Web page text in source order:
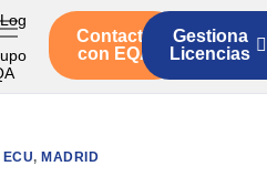
Contacto
con EQA
Gestiona
Licencias
ECU, MADRID